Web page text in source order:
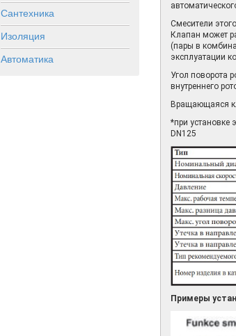
Сантехника
Изоляция
Автоматика
Смесители
Клапан может
(пары в
эксплуатации
Угол поворота
внутреннего
Вращающаяся
*при установке
DN125
Примеры